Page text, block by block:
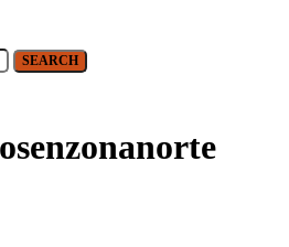
SEARCH